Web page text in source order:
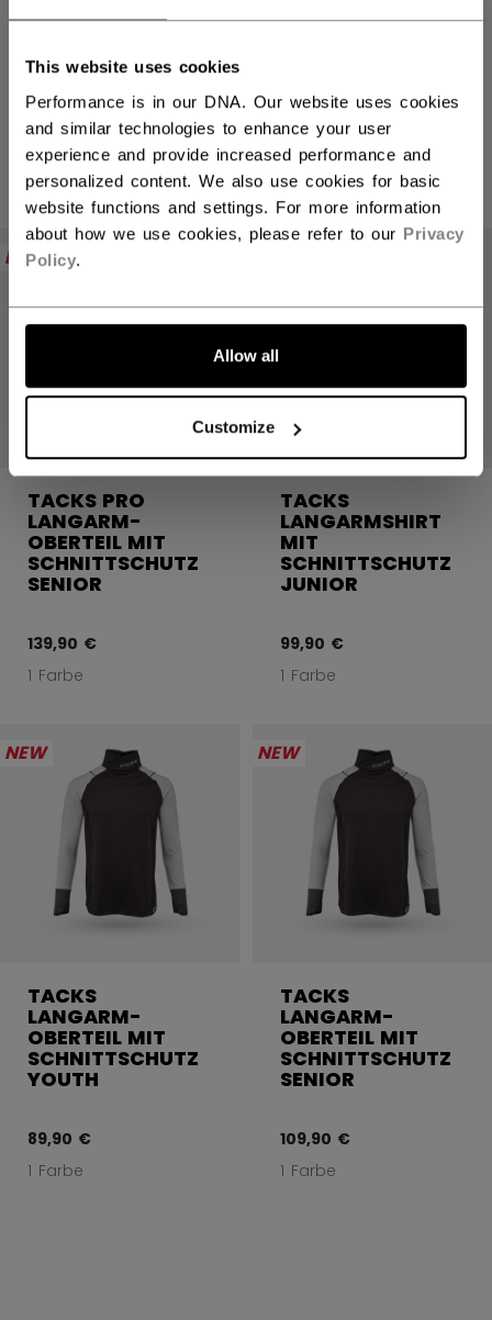
This website uses cookies
Performance is in our DNA. Our website uses cookies
and similar technologies to enhance your user
experience and provide increased performance and
personalized content. We also use cookies for basic
website functions and settings. For more information
about how we use cookies, please refer to our Privacy
Policy.
Allow all
Customize
Halsschutz
PRODUKTE (4)
NEW
TACKS PRO
LANGARM-
OBERTEIL MIT
SCHNITTSCHUTZ
SENIOR
139,90 €
1 Farbe
TACKS
LANGARMSHIRT
MIT
SCHNITTSCHUTZ
JUNIOR
99,90 €
1 Farbe
NEW
TACKS
LANGARM-
OBERTEIL MIT
SCHNITTSCHUTZ
YOUTH
89,90 €
1 Farbe
NEW
TACKS
LANGARM-
OBERTEIL MIT
SCHNITTSCHUTZ
SENIOR
109,90 €
1 Farbe